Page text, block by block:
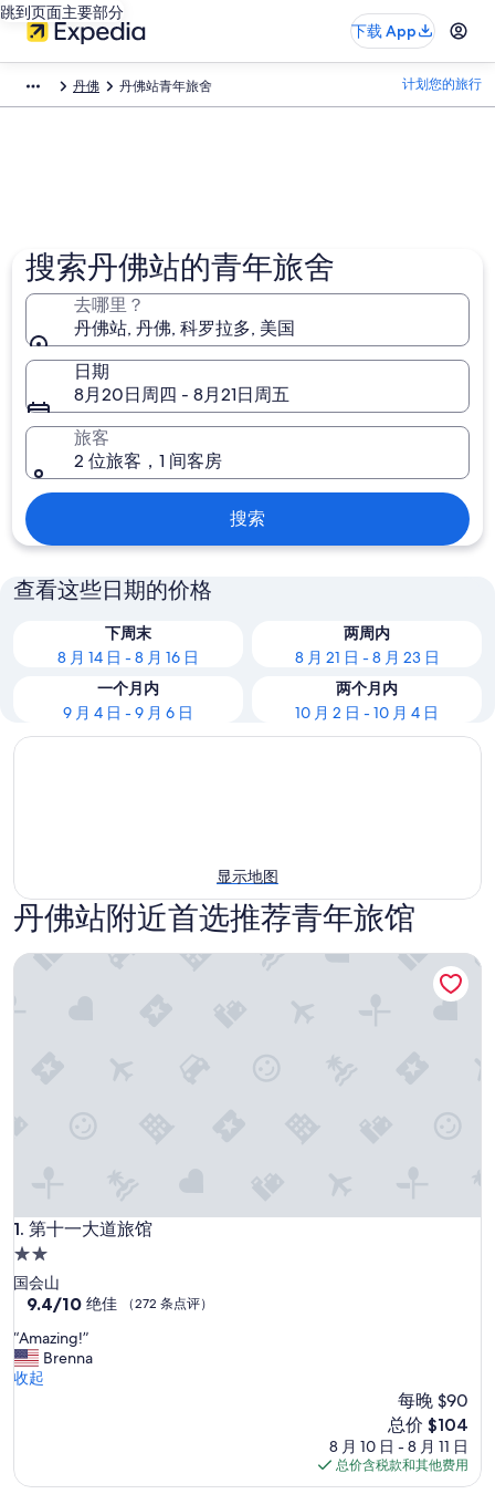
跳到页面主要部分
下载 App
丹佛 丹佛站青年旅舍 计划您的旅行
搜索丹佛站的青年旅舍
去哪里？
丹佛站, 丹佛, 科罗拉多, 美国
日期
8月20日周四 - 8月21日周五
旅客
2 位旅客，1 间客房
搜索
查看这些日期的价格
下周末
8 月 14 日 - 8 月 16 日
两周内
8 月 21 日 - 8 月 23 日
一个月内
9 月 4 日 - 9 月 6 日
两个月内
10 月 2 日 - 10 月 4 日
显示地图
丹佛站附近首选推荐青年旅馆
1. 第十一大道旅馆
第十一大道旅馆
2.0
星
住
宿
国会山
9.4
总
分
10，
9.4/10 绝佳 （272 条点评）
“
A
m
g
“Amazing!”
Brenna
收起
每晚 $90
新
价
格
$104
总价 $104
8 月 10 日 - 8 月 11 日
总价含税款和其他费用
第十一大道旅馆